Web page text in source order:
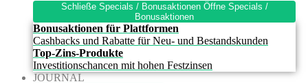
Schließe Specials / Bonusaktionen Öffne Specials /
Bonusaktionen
Bonusaktionen für Plattformen
Cashbacks und Rabatte für Neu- und Bestandskunden
Top-Zins-Produkte
Investitionschancen mit hohen Festzinsen
JOURNAL